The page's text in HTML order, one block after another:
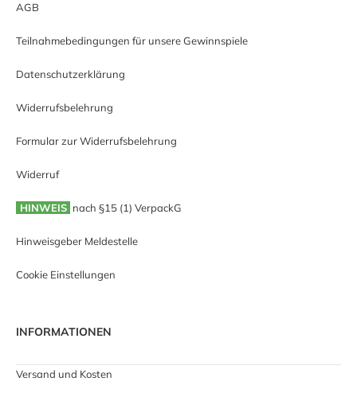
AGB
Teilnahmebedingungen für unsere Gewinnspiele
Datenschutzerklärung
Widerrufsbelehrung
Formular zur Widerrufsbelehrung
Widerruf
HINWEIS nach §15 (1) VerpackG
Hinweisgeber Meldestelle
Cookie Einstellungen
INFORMATIONEN
Versand und Kosten